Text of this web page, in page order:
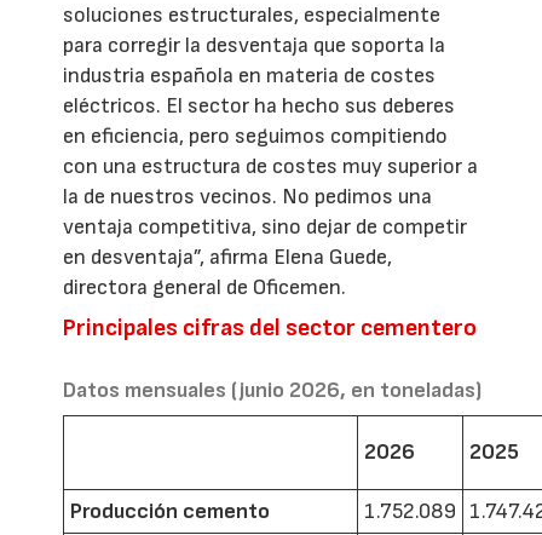
soluciones estructurales, especialmente
para corregir la desventaja que soporta la
industria española en materia de costes
eléctricos. El sector ha hecho sus deberes
en eficiencia, pero seguimos compitiendo
con una estructura de costes muy superior a
la de nuestros vecinos. No pedimos una
ventaja competitiva, sino dejar de competir
en desventaja”, afirma Elena Guede,
directora general de Oficemen.
Principales cifras del sector cementero
Datos mensuales (junio 2026, en toneladas)
2026 2025
Producción cemento 1.752.089